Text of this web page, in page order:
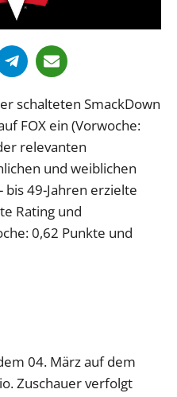
schalteten SmackDown
FOX ein (Vorwoche:
relevanten
und weiblichen
49-Jahren erzielte
Rating und
0,62 Punkte und
04. März auf dem
Zuschauer verfolgt